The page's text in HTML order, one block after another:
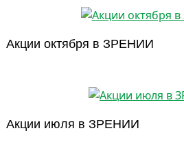
Акции октября в ЗРЕНИИ
Акции июля в ЗРЕНИИ